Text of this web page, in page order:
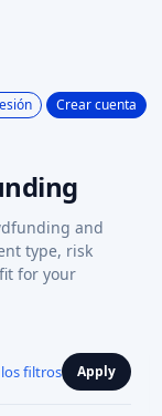
Crear cuenta
and
type, risk
for your
filtros Apply